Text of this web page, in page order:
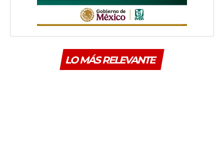
LO MÁS RELEVANTE